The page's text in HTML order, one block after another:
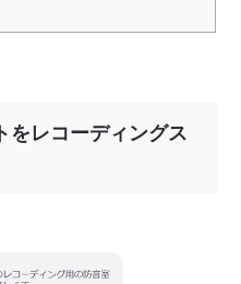
をレコーディングス